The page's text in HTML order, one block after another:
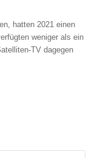
hatten 2021 einen
weniger als ein
TV dagegen